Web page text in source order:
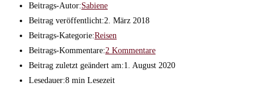
Beitrags-Autor:Sabiene
Beitrag veröffentlicht:2. März 2018
Beitrags-Kategorie:Reisen
Beitrags-Kommentare:2 Kommentare
Beitrag zuletzt geändert am:1. August 2020
Lesedauer:8 min Lesezeit